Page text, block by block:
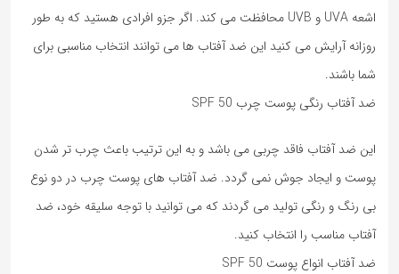
اشعه UVA و UVB محافظت می کند. اگر جزو افرادی هستید که به طور
روزانه آرایش می کنید این ضد آفتاب ها می توانند انتخاب مناسبی برای
شما باشند.
ضد آفتاب رنگی پوست چرب SPF 50
این ضد آفتاب فاقد چربی می باشد و به این ترتیب باعث چرب تر شدن
پوست و ایجاد جوش نمی گردد. ضد آفتاب های پوست چرب در دو نوع
بی رنگ و رنگی تولید می گردند که می توانید با توجه سلیقه خود، ضد
آفتاب مناسب را انتخاب کنید.
ضد آفتاب انواع پوست SPF 50